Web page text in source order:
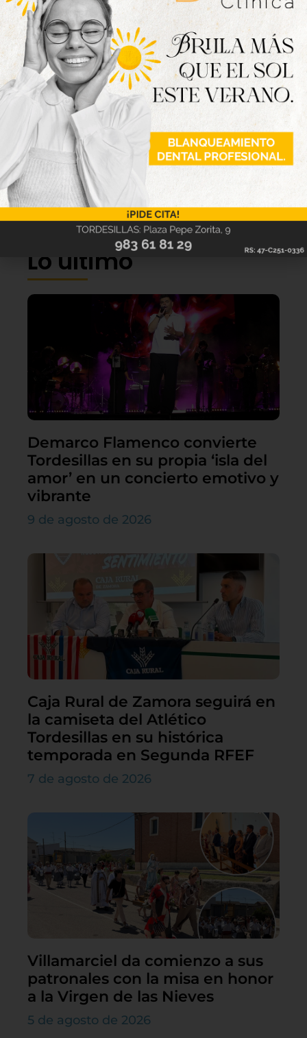
Lo último
Demarco Flamenco convierte
Tordesillas en su propia ‘isla del
amor’ en un concierto emotivo y
vibrante
9 de agosto de 2026
Caja Rural de Zamora seguirá en
la camiseta del Atlético
Tordesillas en su histórica
temporada en Segunda RFEF
7 de agosto de 2026
Villamarciel da comienzo a sus
patronales con la misa en honor
a la Virgen de las Nieves
5 de agosto de 2026